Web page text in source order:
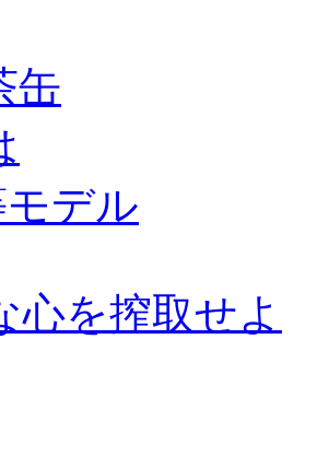
缶
デル
心を搾取せよ